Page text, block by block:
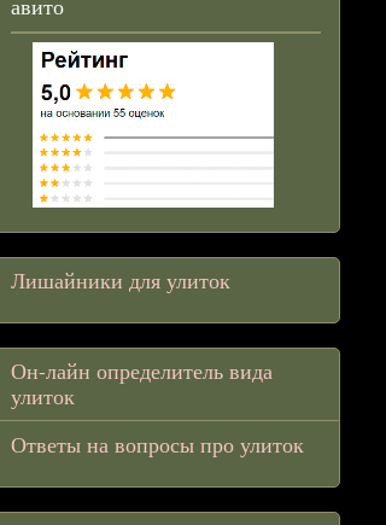
авито
Лишайники для улиток
Он-лайн определитель вида
улиток
Ответы на вопросы про улиток